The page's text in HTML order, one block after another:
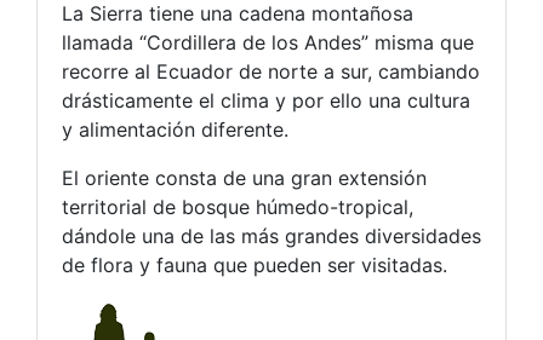
La Sierra tiene una cadena montañosa
llamada “Cordillera de los Andes” misma que
recorre al Ecuador de norte a sur, cambiando
drásticamente el clima y por ello una cultura
y alimentación diferente.
El oriente consta de una gran extensión
territorial de bosque húmedo-tropical,
dándole una de las más grandes diversidades
de flora y fauna que pueden ser visitadas.